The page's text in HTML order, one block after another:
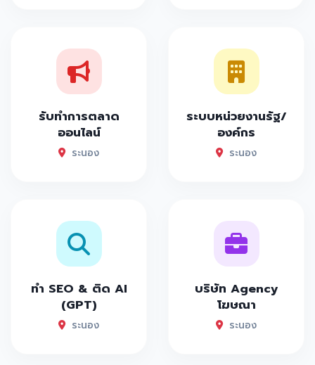
รับทำการตลาด
ออนไลน์
ระนอง
ระบบหน่วยงานรัฐ/
องค์กร
ระนอง
ทำ SEO & ติด AI
(GPT)
ระนอง
บริษัท Agency
โฆษณา
ระนอง